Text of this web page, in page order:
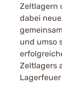
Zeltlagern
dabei
und umso
Zeltlagers